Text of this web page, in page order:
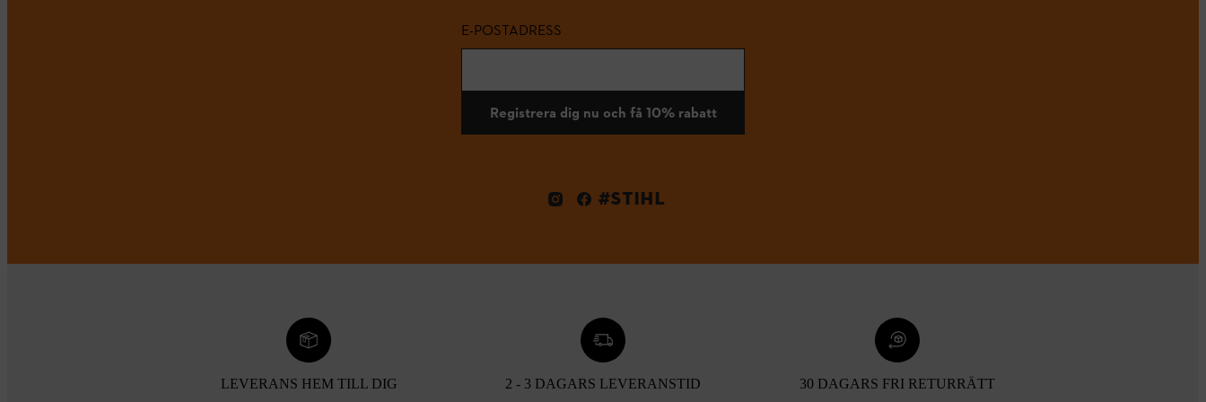
E-POSTADRESS
Registrera dig nu och få 10% rabatt
#STIHL
LEVERANS HEM TILL DIG 2 - 3 DAGARS LEVERANSTID 30 DAGARS FRI RETURRÄTT